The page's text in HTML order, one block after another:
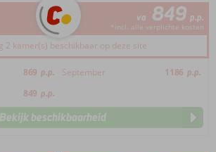
va 849 p.p.
*incl. alle verplichte kosten
2 kamer(s) beschikbaar op deze site
869 p.p. September 1186 p.p.
849 p.p.
Bekijk beschikbaarheid